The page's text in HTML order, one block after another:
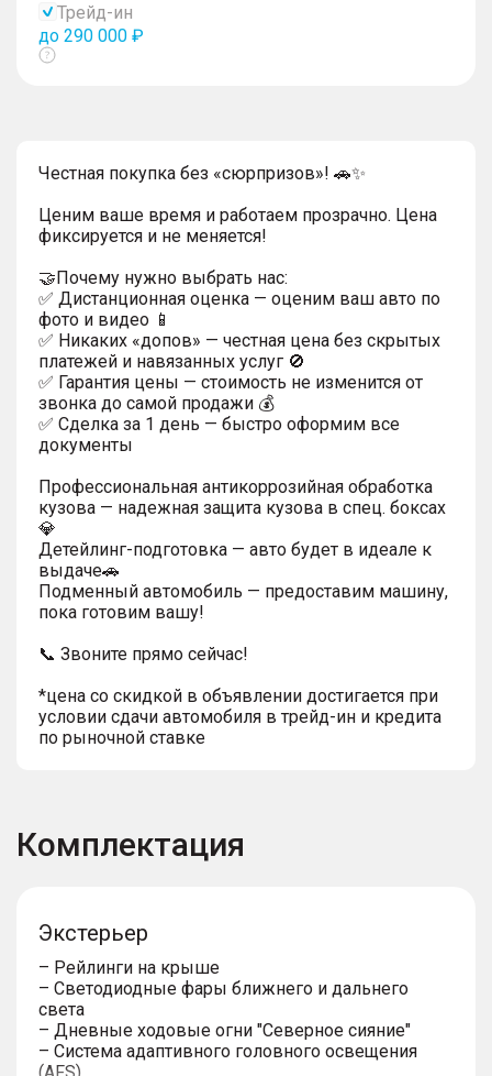
Трейд-ин
до 290 000 ₽
Показать
Честная покупка без «сюрпризов»! 🚗✨
Ценим ваше время и работаем прозрачно. Цена
фиксируется и не меняется!
🤝Почему нужно выбрать нас:
✅ Дистанционная оценка — оценим ваш авто по
фото и видео 📱
✅ Никаких «допов» — честная цена без скрытых
платежей и навязанных услуг 🚫
✅ Гарантия цены — стоимость не изменится от
звонка до самой продажи 💰
✅ Сделка за 1 день — быстро оформим все
документы
Профессиональная антикоррозийная обработка
кузова — надежная защита кузова в спец. боксах
💎
Детейлинг-подготовка — авто будет в идеале к
выдаче🚗
Подменный автомобиль — предоставим машину,
пока готовим вашу!
📞 Звоните прямо сейчас!
*цена со скидкой в объявлении достигается при
условии сдачи автомобиля в трейд-ин и кредита
по рыночной ставке
Комплектация
Экстерьер
– Рейлинги на крыше
– Светодиодные фары ближнего и дальнего
света
– Дневные ходовые огни "Северное сияние"
– Система адаптивного головного освещения
(AFS)